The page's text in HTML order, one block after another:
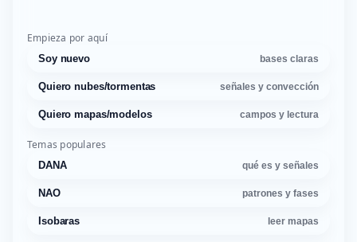
Empieza por aquí
Soy nuevo bases claras
Quiero nubes/tormentas señales y convección
Quiero mapas/modelos campos y lectura
Temas populares
DANA qué es y señales
NAO patrones y fases
Isobaras leer mapas